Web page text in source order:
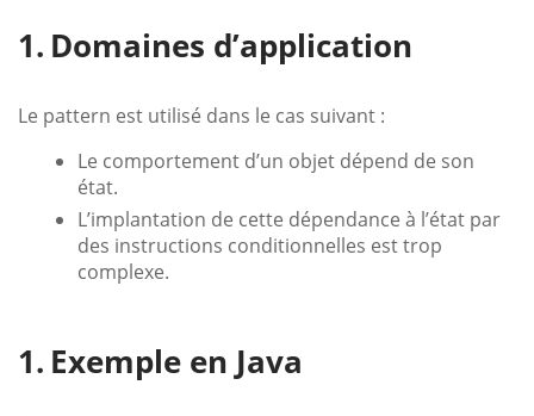
Domaines d’application
Le pattern est utilisé dans le cas suivant :
Le comportement d’un objet dépend de son
état.
L’implantation de cette dépendance à l’état par
des instructions conditionnelles est trop
complexe.
Exemple en Java